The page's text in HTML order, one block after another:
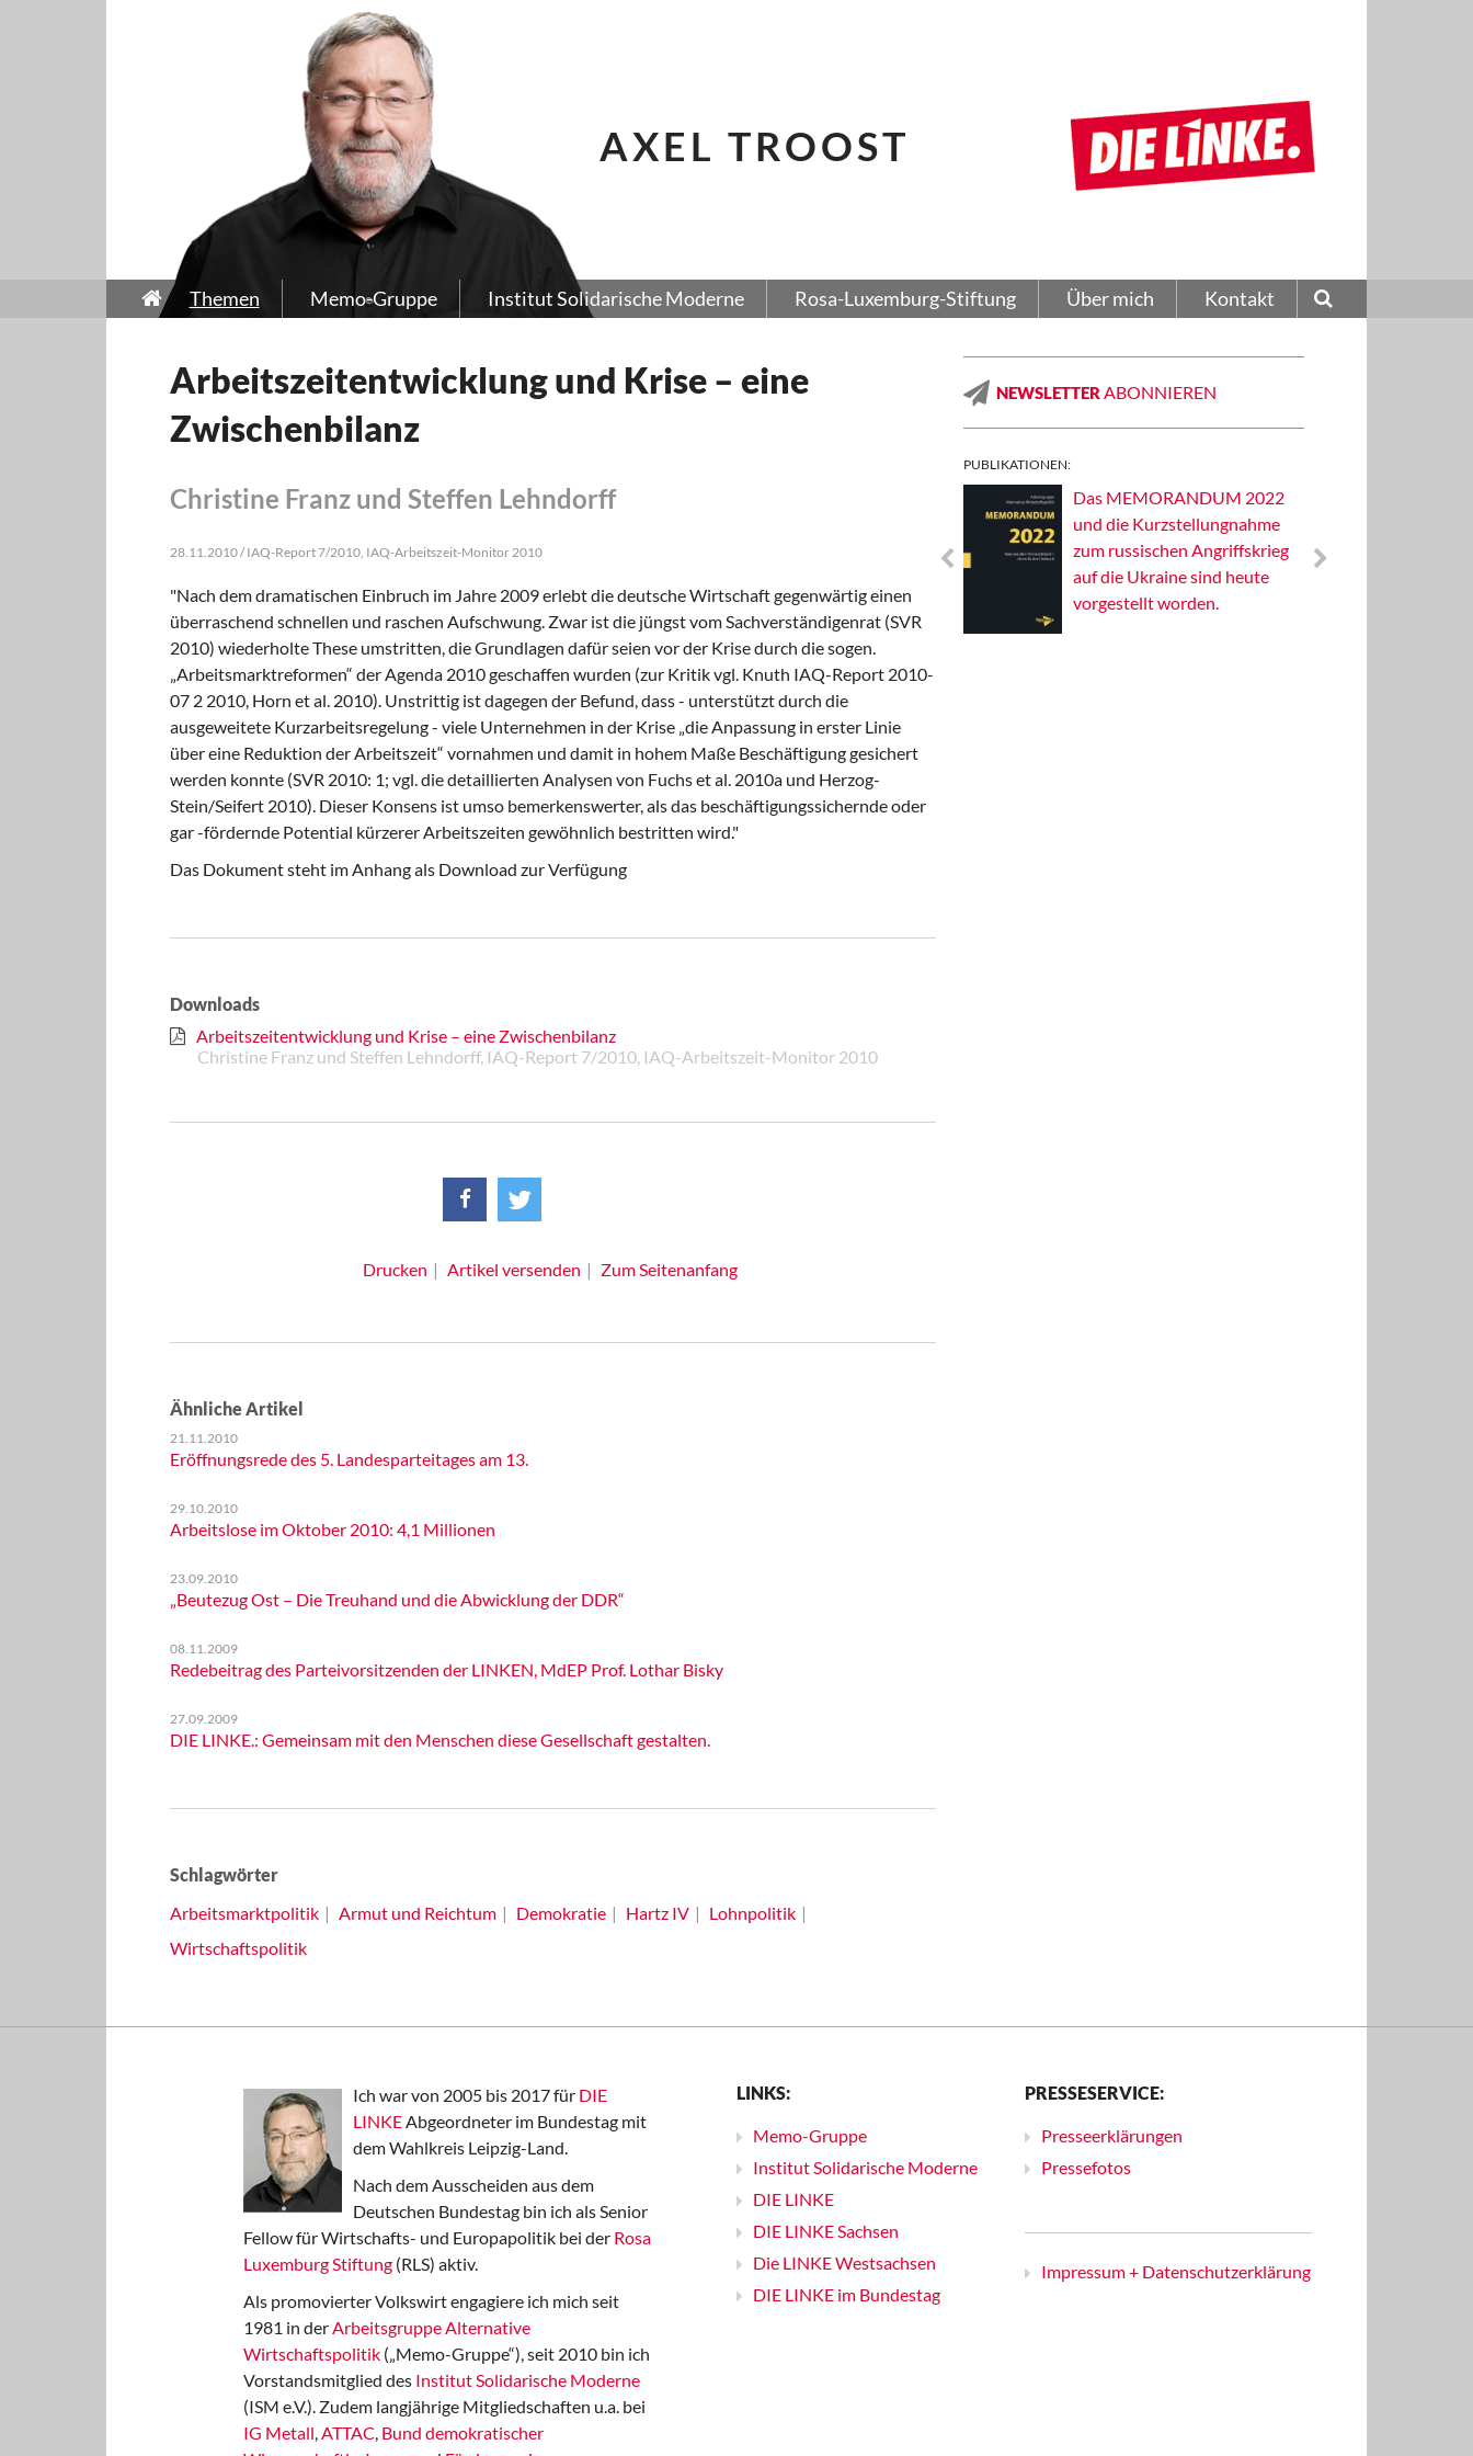
AXEL TROOST
Themen Memo-Gruppe Institut Solidarische Moderne Rosa-Luxemburg-Stiftung Über mich Kontakt
Arbeitszeitentwicklung und Krise – eine
Zwischenbilanz
Christine Franz und Steffen Lehndorff
28.11.2010 / IAQ-Report 7/2010, IAQ-Arbeitszeit-Monitor 2010
"Nach dem dramatischen Einbruch im Jahre 2009 erlebt die deutsche Wirtschaft gegenwärtig einen
überraschend schnellen und raschen Aufschwung. Zwar ist die jüngst vom Sachverständigenrat (SVR
2010) wiederholte These umstritten, die Grundlagen dafür seien vor der Krise durch die sogen.
„Arbeitsmarktreformen“ der Agenda 2010 geschaffen wurden (zur Kritik vgl. Knuth IAQ-Report 2010-
07 2 2010, Horn et al. 2010). Unstrittig ist dagegen der Befund, dass - unterstützt durch die
ausgeweitete Kurzarbeitsregelung - viele Unternehmen in der Krise „die Anpassung in erster Linie
über eine Reduktion der Arbeitszeit“ vornahmen und damit in hohem Maße Beschäftigung gesichert
werden konnte (SVR 2010: 1; vgl. die detaillierten Analysen von Fuchs et al. 2010a und Herzog-
Stein/Seifert 2010). Dieser Konsens ist umso bemerkenswerter, als das beschäftigungssichernde oder
gar -fördernde Potential kürzerer Arbeitszeiten gewöhnlich bestritten wird."
Das Dokument steht im Anhang als Download zur Verfügung
Downloads
Arbeitszeitentwicklung und Krise – eine Zwischenbilanz
Christine Franz und Steffen Lehndorff, IAQ-Report 7/2010, IAQ-Arbeitszeit-Monitor 2010
Drucken Artikel versenden Zum Seitenanfang
Ähnliche Artikel
21.11.2010
Eröffnungsrede des 5. Landesparteitages am 13.
29.10.2010
Arbeitslose im Oktober 2010: 4,1 Millionen
23.09.2010
„Beutezug Ost – Die Treuhand und die Abwicklung der DDR“
08.11.2009
Redebeitrag des Parteivorsitzenden der LINKEN, MdEP Prof. Lothar Bisky
27.09.2009
DIE LINKE.: Gemeinsam mit den Menschen diese Gesellschaft gestalten.
Schlagwörter
Arbeitsmarktpolitik
Armut und Reichtum Demokratie Hartz IV
Lohnpolitik
Wirtschaftspolitik
NEWSLETTER ABONNIEREN
PUBLIKATIONEN:
Das MEMORANDUM 2022
und die Kurzstellungnahme
zum russischen Angriffskrieg
auf die Ukraine sind heute
vorgestellt worden.
Ich war von 2005 bis 2017 für DIE
LINKEAbgeordneter im Bundestag mit
dem Wahlkreis Leipzig-Land.
Nach dem Ausscheiden aus dem
Deutschen Bundestag bin ich als Senior
Fellow für Wirtschafts- und Europapolitik bei der Rosa
Luxemburg Stiftung (RLS) aktiv.
Als promovierter Volkswirt engagiere ich mich seit
1981 in derArbeitsgruppe Alternative
Wirtschaftspolitik („Memo-Gruppe“), seit 2010 bin ich
Vorstandsmitglied des Institut Solidarische Moderne
(ISM e.V.). Zudem langjährige Mitgliedschaften u.a. bei
IG Metall,ATTAC, Bund demokratischer
LINKS:
Memo-Gruppe
Institut Solidarische Moderne
DIE LINKE
DIE LINKE Sachsen
Die LINKE Westsachsen
DIE LINKE im Bundestag
PRESSESERVICE:
Presseerklärungen
Pressefotos
Impressum + Datenschutzerklärung